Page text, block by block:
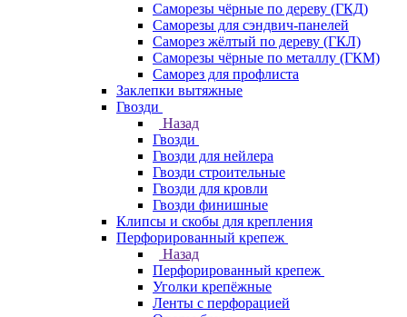
Саморезы чёрные по дереву (ГКД)
Саморезы для сэндвич-панелей
Саморез жёлтый по дереву (ГКЛ)
Саморезы чёрные по металлу (ГКМ)
Саморез для профлиста
Заклепки вытяжные
Гвозди
Назад
Гвозди
Гвозди для нейлера
Гвозди строительные
Гвозди для кровли
Гвозди финишные
Клипсы и скобы для крепления
Перфорированный крепеж
Назад
Перфорированный крепеж
Уголки крепёжные
Ленты с перфорацией